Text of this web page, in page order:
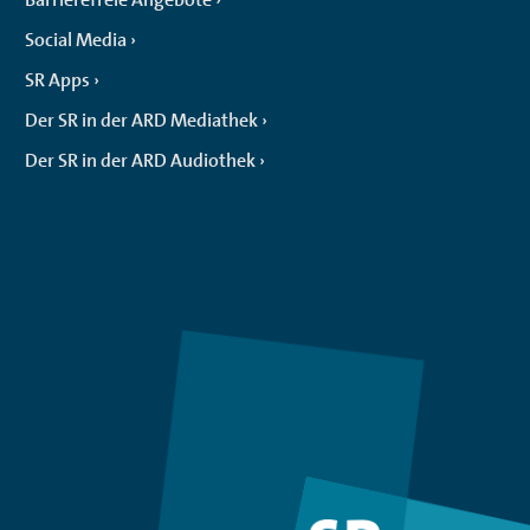
Social Media
SR Apps
Der SR in der ARD Mediathek
Der SR in der ARD Audiothek